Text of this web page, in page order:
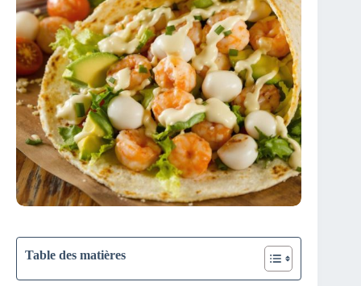
Table des matières